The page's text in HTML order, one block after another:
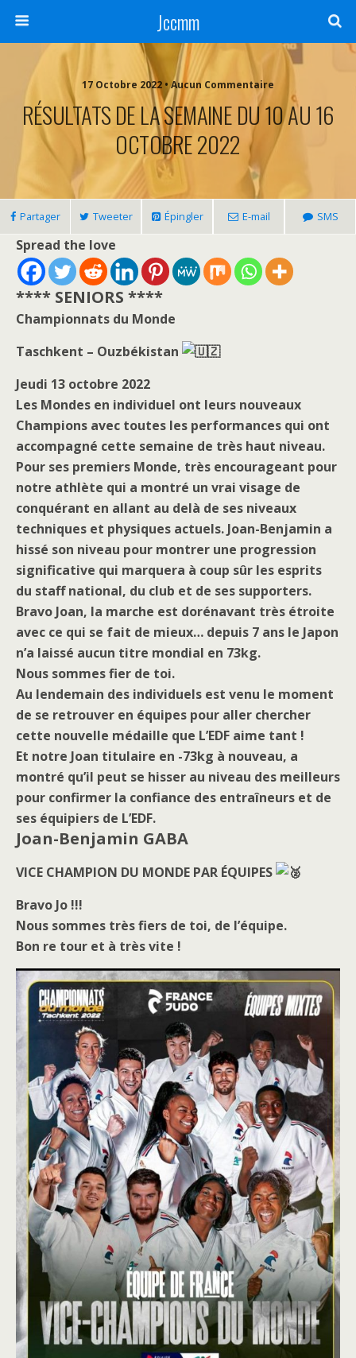
Jccmm
17 Octobre 2022 • Aucun Commentaire
RÉSULTATS DE LA SEMAINE DU 10 AU 16
OCTOBRE 2022
Partager Tweeter Épingler E-mail SMS
Spread the love
**** SENIORS ****
Championnats du Monde
Taschkent – Ouzbékistan
Jeudi 13 octobre 2022
Les Mondes en individuel ont leurs nouveaux
Champions avec toutes les performances qui ont
accompagné cette semaine de très haut niveau.
Pour ses premiers Monde, très encourageant pour
notre athlète qui a montré un vrai visage de
conquérant en allant au delà de ses niveaux
techniques et physiques actuels. Joan-Benjamin a
hissé son niveau pour montrer une progression
significative qui marquera à coup sûr les esprits
du staff national, du club et de ses supporters.
Bravo Joan, la marche est dorénavant très étroite
avec ce qui se fait de mieux… depuis 7 ans le Japon
n’a laissé aucun titre mondial en 73kg.
Nous sommes fier de toi.
Au lendemain des individuels est venu le moment
de se retrouver en équipes pour aller chercher
cette nouvelle médaille que L’EDF aime tant !
Et notre Joan titulaire en -73kg à nouveau, a
montré qu’il peut se hisser au niveau des meilleurs
pour confirmer la confiance des entraîneurs et de
ses équipiers de L’EDF.
Joan-Benjamin GABA
VICE CHAMPION DU MONDE PAR ÉQUIPES
Bravo Jo !!!
Nous sommes très fiers de toi, de l’équipe.
Bon re tour et à très vite !